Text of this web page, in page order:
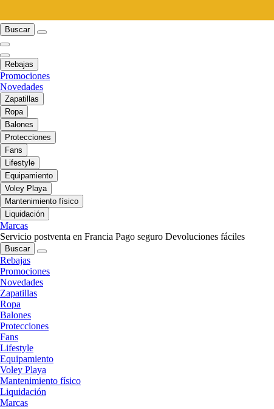
Buscar
Rebajas
Promociones
Novedades
Zapatillas
Ropa
Balones
Protecciones
Fans
Lifestyle
Equipamiento
Voley Playa
Mantenimiento físico
Liquidación
Marcas
Servicio postventa en Francia Pago seguro Devoluciones fáciles
Buscar
Rebajas
Promociones
Novedades
Zapatillas
Ropa
Balones
Protecciones
Fans
Lifestyle
Equipamiento
Voley Playa
Mantenimiento físico
Liquidación
Marcas